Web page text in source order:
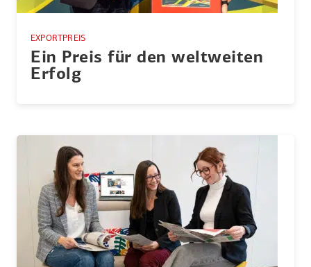
EXPORTPREIS
Ein Preis für den weltweiten
Erfolg